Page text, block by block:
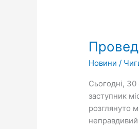
Новини /
Сьогодні, 30
заступник
розглянуто
засідання
комісії